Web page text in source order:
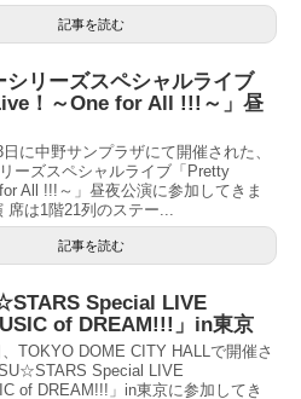
記事を読む
シリーズスペシャルライブ
！～One for All !!!～」昼
に中野サンプラザにて開催された、
ーズスペシャルライブ「Pretty
All !!!～」昼夜公演に参加してきま
席は1階21列のステー...
記事を読む
Special LIVE
of DREAM!!!」in東京
TOKYO DOME CITY HALLで開催さ
Special LIVE
of DREAM!!!」in東京に参加してき